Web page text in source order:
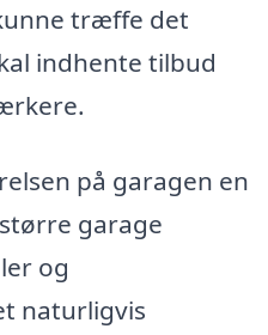
træffe det
indhente tilbud
på garagen en
garage
og
naturligvis